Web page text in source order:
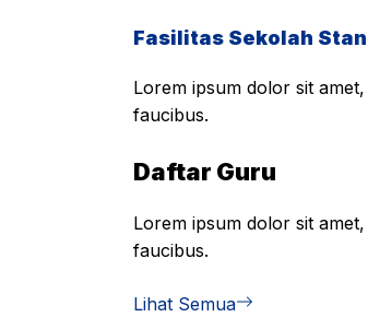
Fasilitas Sekolah
Lorem ipsum dolor sit
faucibus.
Daftar Guru
Lorem ipsum dolor sit
faucibus.
Lihat Semua